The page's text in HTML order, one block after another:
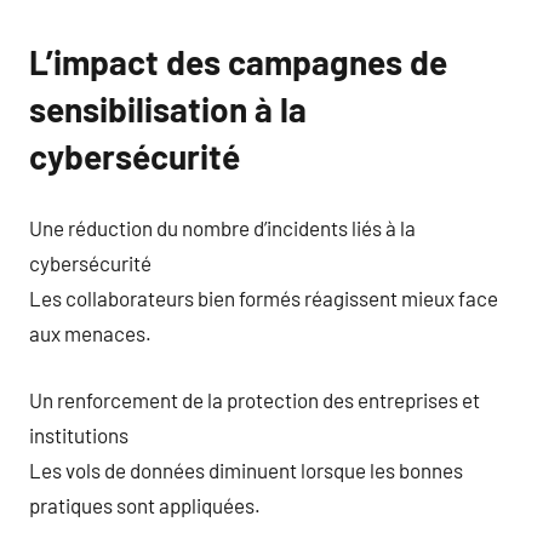
L’impact des campagnes de
sensibilisation à la
cybersécurité
Une réduction du nombre d’incidents liés à la
cybersécurité
Les collaborateurs bien formés réagissent mieux face
aux menaces.
Un renforcement de la protection des entreprises et
institutions
Les vols de données diminuent lorsque les bonnes
pratiques sont appliquées.